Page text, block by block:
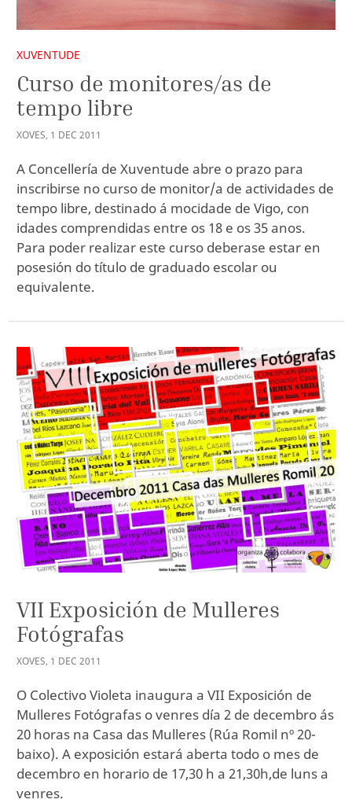
XUVENTUDE
Curso de monitores/as de
tempo libre
XOVES, 1 DEC 2011
A Concellería de Xuventude abre o prazo para
inscribirse no curso de monitor/a de actividades de
tempo libre, destinado á mocidade de Vigo, con
idades comprendidas entre os 18 e os 35 anos.
Para poder realizar este curso deberase estar en
posesión do título de graduado escolar ou
equivalente.
VII Exposición de Mulleres
Fotógrafas
XOVES, 1 DEC 2011
O Colectivo Violeta inaugura a VII Exposición de
Mulleres Fotógrafas o venres día 2 de decembro ás
20 horas na Casa das Mulleres (Rúa Romil nº 20-
baixo). A exposición estará aberta todo o mes de
decembro en horario de 17,30 h a 21,30h,de luns a
venres.